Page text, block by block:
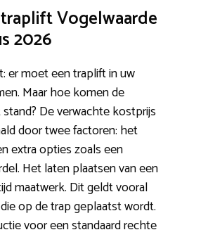
Vogelwaarde
2026
er moet een traplift in uw
Maar hoe komen de
De verwachte kostprijs
door twee factoren: het
extra opties zoals een
Het laten plaatsen van een
maatwerk. Dit geldt vooral
op de trap geplaatst wordt.
voor een standaard rechte